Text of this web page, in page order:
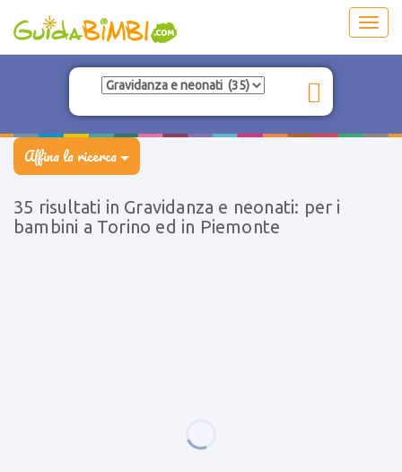
Affina la ricerca
35 risultati in Gravidanza e neonati: per i
bambini a Torino ed in Piemonte